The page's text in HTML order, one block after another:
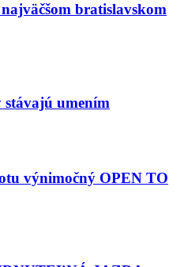
bratislavskom
stávajú umením
výnimočný OPEN TO